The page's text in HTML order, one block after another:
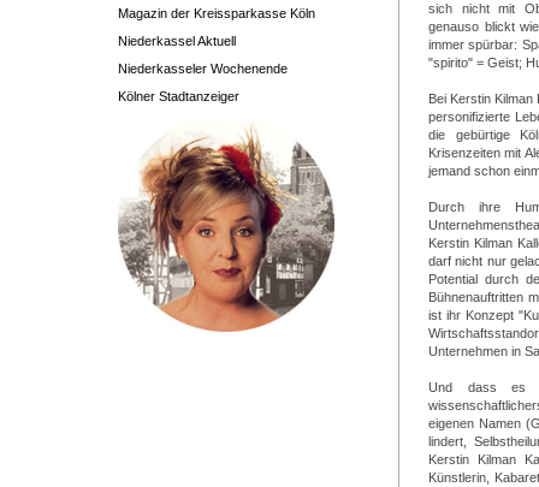
Magazin der Kreissparkasse Köln
Niederkassel Aktuell
Niederkasseler Wochenende
Kölner Stadtanzeiger
sich nicht mit
genauso blickt
immer spürbar:
"spirito" = Geist;
Bei Kerstin
personifizierte
die gebürtige
Krisenzeiten mit
jemand schon
Durch ihre
Kerstin Kilman
darf nicht nur
Potential durch
Bühnenauftritten
ist ihr Konzept
Unternehmen in
Und dass es
eigenen Namen
lindert,
Kerstin Kilman
Künstlerin,